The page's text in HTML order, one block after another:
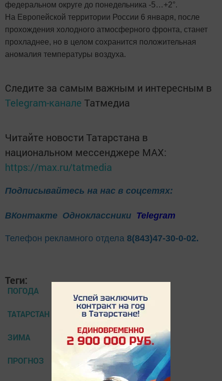
федеральном округе до понедельника -5…+2°.
На Европейской территории России 6 января, после
прохождения холодного атмосферного фронта, станет
прохладнее, но в целом сохранится положительная
аномалия температуры воздуха.
Следите за самым важным и интересным в
Telegram-канале Татмедиа
Читайте новости Татарстана в
национальном мессенджере MАХ:
https://max.ru/tatmedia
Подписывайтесь на нас в соцсетях:
ВКонтакте Одноклассники Telegram
Телефон рекламного отдела 8(843)47-30-0-02.
Теги:
ПОГОДА
ТАТАРСТАН
ЗИМА
ПРОГНОЗ